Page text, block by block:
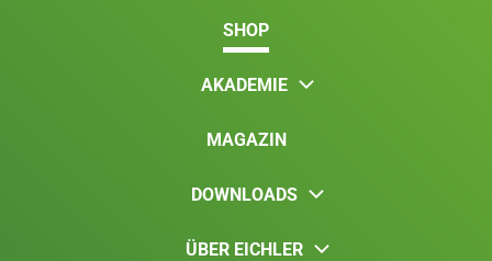
SHOP
AKADEMIE
MAGAZIN
DOWNLOADS
ÜBER EICHLER